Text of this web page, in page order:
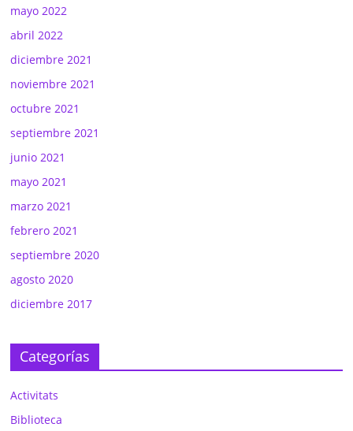
mayo 2022
abril 2022
diciembre 2021
noviembre 2021
octubre 2021
septiembre 2021
junio 2021
mayo 2021
marzo 2021
febrero 2021
septiembre 2020
agosto 2020
diciembre 2017
Categorías
Activitats
Biblioteca